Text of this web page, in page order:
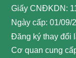
Giấy CNĐKDN:
Ngày cấp: 01/09/
Đăng ký thay đổi
Cơ quan cung